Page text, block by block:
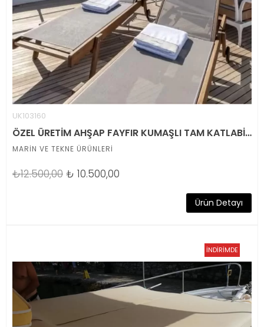
UK103160
ÖZEL ÜRETİM AHŞAP FAYFIR KUMAŞLI TAM KATLABİLİR ŞEZLONG
MARİN VE TEKNE ÜRÜNLERİ
₺12.500,00 ₺ 10.500,00
Ürün Detayı
TÜKENDİ
İNDİRİMDE